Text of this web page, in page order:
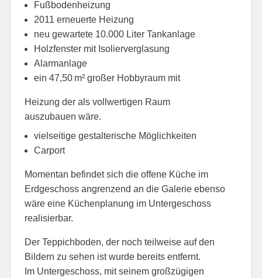
Fußbodenheizung
2011 erneuerte Heizung
neu gewartete 10.000 Liter Tankanlage
Holzfenster mit Isolierverglasung
Alarmanlage
ein 47,50 m² großer Hobbyraum mit
Heizung der als vollwertigen Raum
auszubauen wäre.
vielseitige gestalterische Möglichkeiten
Carport
Momentan befindet sich die offene Küche im
Erdgeschoss angrenzend an die Galerie ebenso
wäre eine Küchenplanung im Untergeschoss
realisierbar.
Der Teppichboden, der noch teilweise auf den
Bildern zu sehen ist wurde bereits entfernt.
Im Untergeschoss, mit seinem großzügigen